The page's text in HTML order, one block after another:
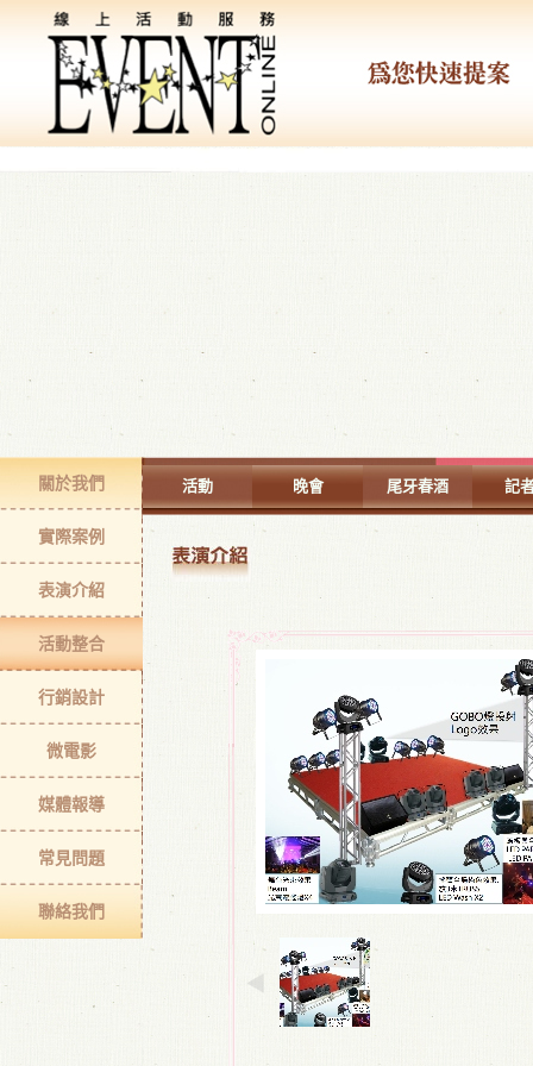
關於我們
實際案例
表演介紹
活動整合
行銷設計
微電影
媒體報導
常見問題
聯絡我們
活動 晚會 尾牙春酒 記